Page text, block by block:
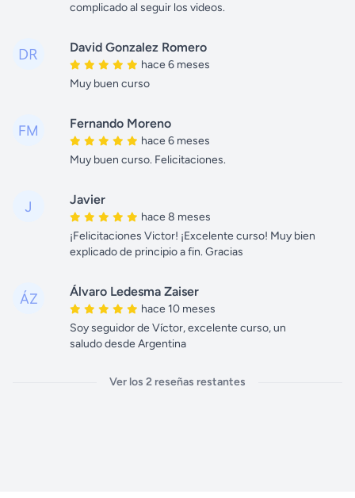
complicado al seguir los videos.
David Gonzalez Romero
hace 6 meses
Muy buen curso
Fernando Moreno
hace 6 meses
Muy buen curso. Felicitaciones.
Javier
hace 8 meses
¡Felicitaciones Victor! ¡Excelente curso! Muy bien
explicado de principio a fin. Gracias
Álvaro Ledesma Zaiser
hace 10 meses
Soy seguidor de Víctor, excelente curso, un
saludo desde Argentina
Ver los 2 reseñas restantes